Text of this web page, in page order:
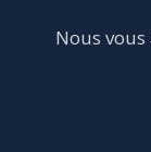
Nous